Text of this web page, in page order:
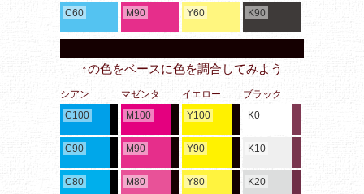
C60 M90 Y60 K90
↑の色をベースに色を調合してみよう
シアン
C100
C90
C80
マゼンタ
M100
M90
M80
イエロー
Y100
Y90
Y80
ブラック
K0
K10
K20